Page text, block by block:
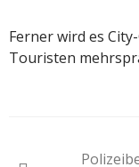
Ferner wird es
Touristen